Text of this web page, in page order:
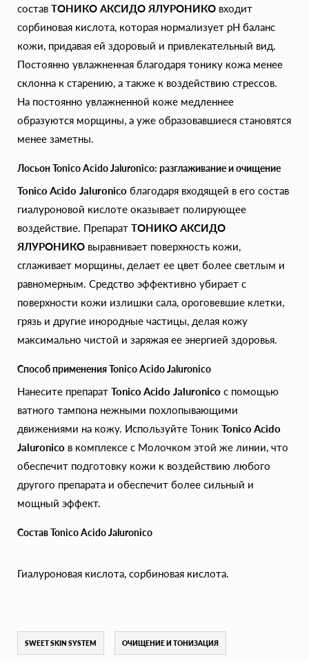
состав ТОНИКО АКСИДО ЯЛУРОНИКО входит
сорбиновая кислота, которая нормализует pH баланс
кожи, придавая ей здоровый и привлекательный вид.
Постоянно увлажненная благодаря тонику кожа менее
склонна к старению, а также к воздействию стрессов.
На постоянно увлажненной коже медленнее
образуются морщины, а уже образовавшиеся становятся
менее заметны.
Лосьон Tonico Acido Jaluronico: разглаживание и очищение
Tonico Acido Jaluronico благодаря входящей в его состав
гиалуроновой кислоте оказывает полирующее
воздействие. Препарат ТОНИКО АКСИДО
ЯЛУРОНИКО выравнивает поверхность кожи,
сглаживает морщины, делает ее цвет более светлым и
равномерным. Средство эффективно убирает с
поверхности кожи излишки сала, ороговевшие клетки,
грязь и другие инородные частицы, делая кожу
максимально чистой и заряжая ее энергией здоровья.
Способ применения Tonico Acido Jaluronico
Нанесите препарат Tonico Acido Jaluronico с помощью
ватного тампона нежными похлопывающими
движениями на кожу. Используйте Тоник Tonico Acido
Jaluronico в комплексе с Молочком этой же линии, что
обеспечит подготовку кожи к воздействию любого
другого препарата и обеспечит более сильный и
мощный эффект.
Состав Tonico Acido Jaluronico
Гиалуроновая кислота, сорбиновая кислота.
SWEET SKIN SYSTEM ОЧИЩЕНИЕ И ТОНИЗАЦИЯ